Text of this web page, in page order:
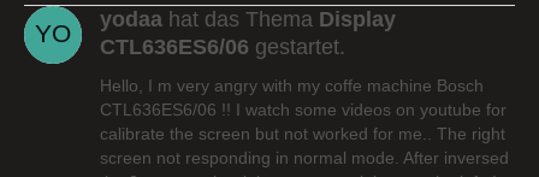
yodaa hat das Thema Display
CTL636ES6/06 gestartet.
Hello, I m very angry with my coffe machine Bosch
CTL636ES6/06 !! I watch some videos on youtube for
calibrate the screen but not worked for me.. The right
screen not responding in normal mode. After inversed